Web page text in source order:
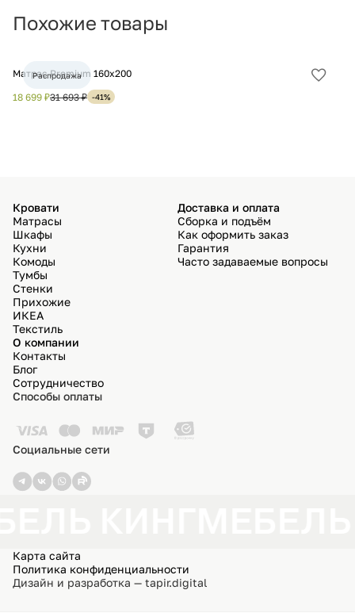
Похожие товары
Матрас Premium 160х200
18 699 ₽31 693 ₽ -41%
Распродажа
Кровати
Матрасы
Шкафы
Кухни
Комоды
Тумбы
Стенки
Прихожие
ИКЕА
Текстиль
Доставка и оплата
Сборка и подъём
Как оформить заказ
Гарантия
Часто задаваемые вопросы
О компании
Контакты
Блог
Сотрудничество
Способы оплаты
Социальные сети
Карта сайта
Политика конфиденциальности
Дизайн и разработка — tapir.digital